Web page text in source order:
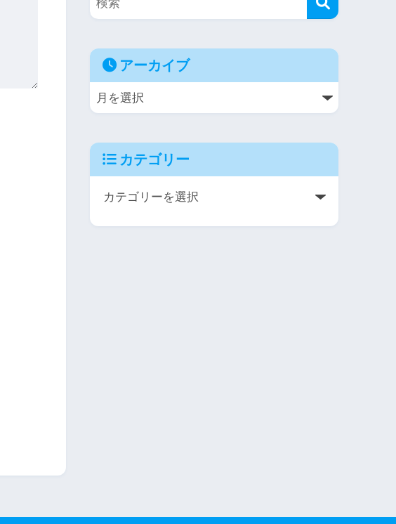
アーカイブ
カテゴリー